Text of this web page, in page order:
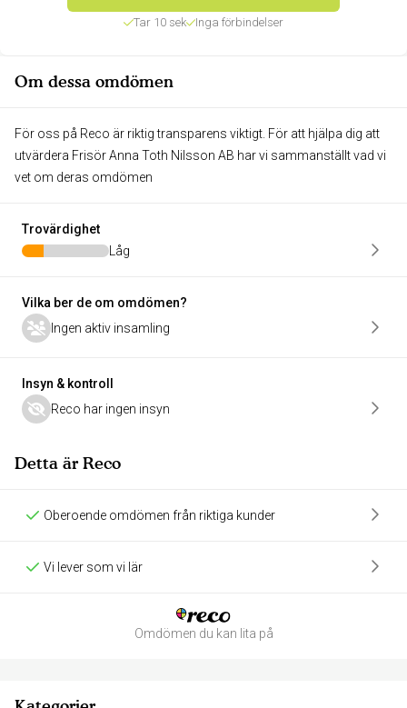
Tar 10 sek Inga förbindelser
Om dessa omdömen
För oss på Reco är riktig transparens viktigt. För att hjälpa dig att
utvärdera Frisör Anna Toth Nilsson AB har vi sammanställt vad vi
vet om deras omdömen
Trovärdighet
Låg
Vilka ber de om omdömen?
Ingen aktiv insamling
Insyn & kontroll
Reco har ingen insyn
Detta är Reco
Oberoende omdömen från riktiga kunder
Vi lever som vi lär
Omdömen du kan lita på